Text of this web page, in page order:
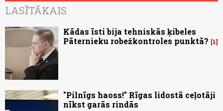
LASĪTĀKAIS
Kādas īsti bija tehniskās ķibeles
Pāternieku robežkontroles punktā?
1
"Pilnīgs haoss!" Rīgas lidostā ceļotāji
nīkst garās rindās